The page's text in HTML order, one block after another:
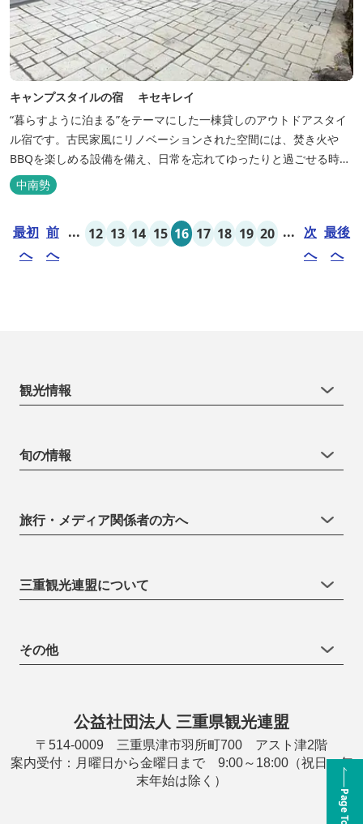
キャンプスタイルの宿 キセキレイ
“暮らすように泊まる”をテーマにした一棟貸しのアウトドアスタイ
ル宿です。古民家風にリノベーションされた空間には、焚き火や
BBQを楽しめる設備を備え、日常を忘れてゆったりと過ごせる時間
が広がります。ペット同伴も可能で、愛犬と一緒に自然を満喫でき
るのも魅力です。 【営業時間】 チェックイン 15：00（早めのチ
【定...
中南勢
最初
へ
前
へ
... 12 13 14 15 16 17 18 19 20 ... 次
へ
最後
へ
Page Top
観光情報
旬の情報
旅行・メディア関係者の方へ
三重観光連盟について
その他
公益社団法人 三重県観光連盟
〒514-0009 三重県津市羽所町700 アスト津2階
案内受付：月曜日から金曜日まで 9:00～18:00（祝日・年
末年始は除く）